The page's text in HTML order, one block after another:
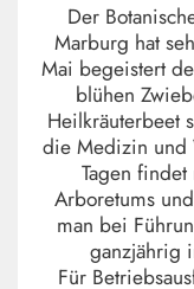
Der
Marburg hat
Mai begeistert
blühen
Heilkräuterbeet
die Medizin und
Tagen
Arboretums
man bei
ganzjährig
Für